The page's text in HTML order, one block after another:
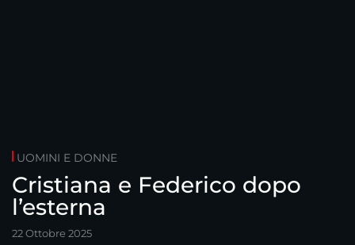
UOMINI E DONNE
Cristiana e Federico dopo
l’esterna
22 Ottobre 2025